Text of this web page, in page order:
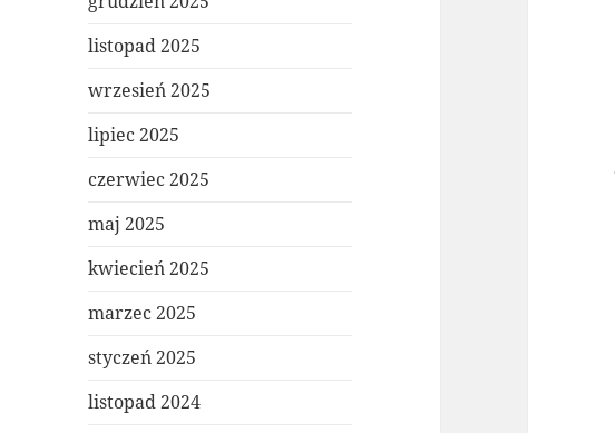
listopad 2025
wrzesień 2025
lipiec 2025
czerwiec 2025
maj 2025
kwiecień 2025
marzec 2025
styczeń 2025
listopad 2024